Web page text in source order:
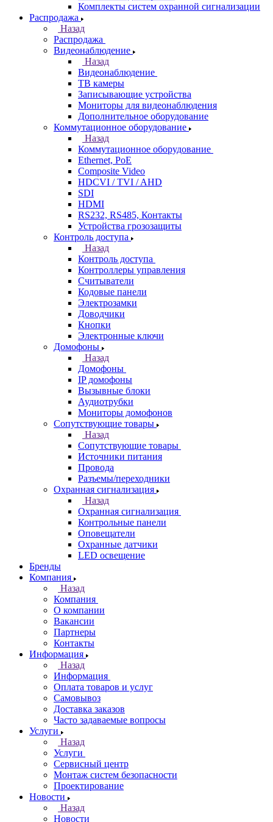
Комплекты систем охранной сигнализации
Распродажа
Назад
Распродажа
Видеонаблюдение
Назад
Видеонаблюдение
ТВ камеры
Записывающие устройства
Мониторы для видеонаблюдения
Дополнительное оборудование
Коммутационное оборудование
Назад
Коммутационное оборудование
Ethernet, PoE
Composite Video
HDCVI / TVI / AHD
SDI
HDMI
RS232, RS485, Контакты
Устройства грозозащиты
Контроль доступа
Назад
Контроль доступа
Контроллеры управления
Считыватели
Кодовые панели
Электрозамки
Доводчики
Кнопки
Электронные ключи
Домофоны
Назад
Домофоны
IP домофоны
Вызывные блоки
Аудиотрубки
Мониторы домофонов
Сопутствующие товары
Назад
Сопутствующие товары
Источники питания
Провода
Разъемы/переходники
Охранная сигнализация
Назад
Охранная сигнализация
Контрольные панели
Оповещатели
Охранные датчики
LED освещение
Бренды
Компания
Назад
Компания
О компании
Вакансии
Партнеры
Контакты
Информация
Назад
Информация
Оплата товаров и услуг
Самовывоз
Доставка заказов
Часто задаваемые вопросы
Услуги
Назад
Услуги
Сервисный центр
Монтаж систем безопасности
Проектирование
Новости
Назад
Новости